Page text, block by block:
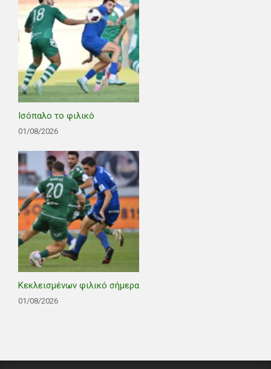
Ισόπαλο το φιλικό
01/08/2026
Κεκλεισμένων φιλικό σήμερα
01/08/2026